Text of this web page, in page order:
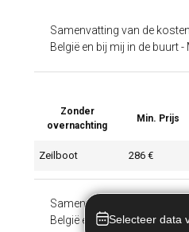
Samenvatting van de
België en bij mij in de buurt-
Samenvatting van de
België en bij mij in de buurt-
Zonder
overnachting
Min. Prijs
Zeilboot 286 €
Selecteer data